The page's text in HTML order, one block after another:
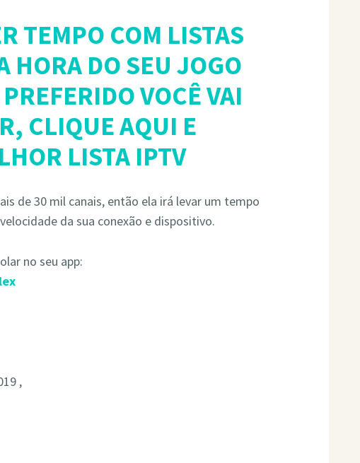
TEMPO COM LISTAS
HORA DO SEU JOGO
VOCÊ VAI
CLIQUE AQUI E
LISTA IPTV
de 30 mil canais, então ela irá levar um tempo
da sua conexão e dispositivo.
no seu app:
,